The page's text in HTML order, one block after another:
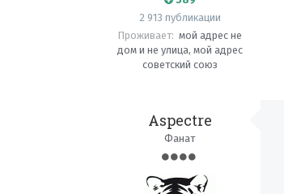
2 913 публикации
Проживает: мой адрес не
дом и не улица, мой адрес
советский союз
Aspectre
Фанат